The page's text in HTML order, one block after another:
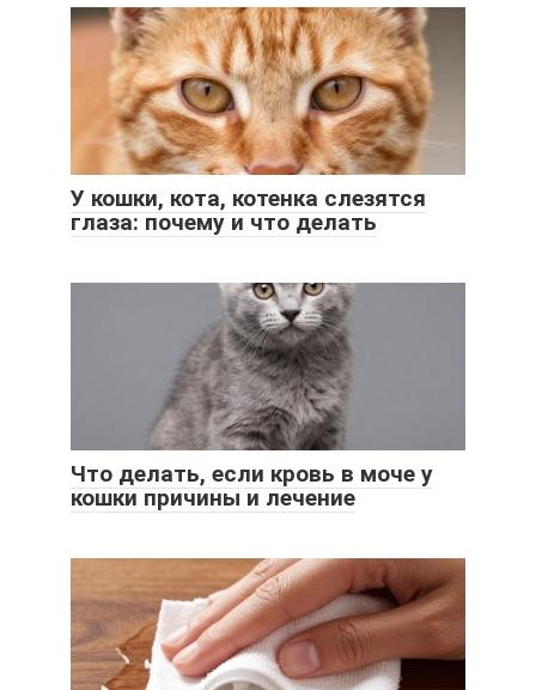
У кошки, кота, котенка слезятся
глаза: почему и что делать
Что делать, если кровь в моче у
кошки причины и лечение